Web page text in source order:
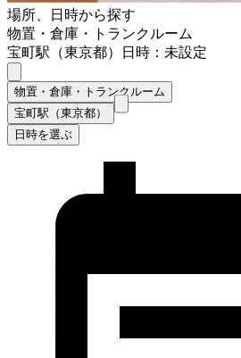
場所、日時から探す
物置・倉庫・トランクルーム
宝町駅（東京都）
日時：未設定
物置・倉庫・トランクルーム
宝町駅（東京都）
日時を選ぶ